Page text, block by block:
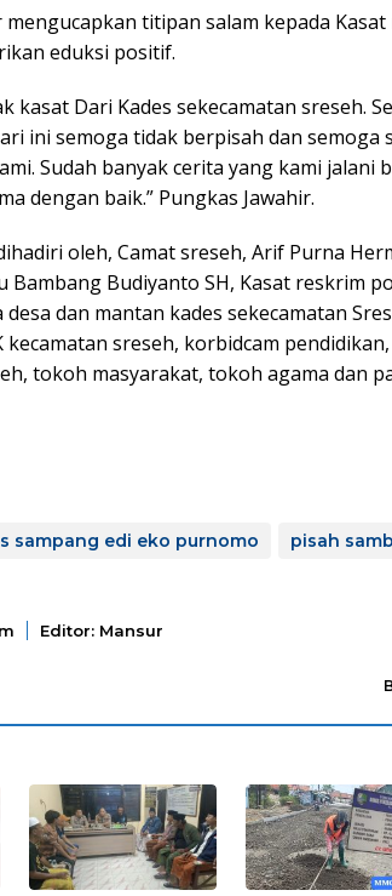
mengucapkan titipan salam kepada
eduksi positif.
kasat Dari Kades sekecamatan sreseh.
ini semoga tidak berpisah dan semoga
Sudah banyak cerita yang kami jalani
dengan baik.” Pungkas Jawahir.
oleh, Camat sreseh, Arif Purna
Bambang Budiyanto SH, Kasat reskrim
desa dan mantan kades sekecamatan
kecamatan sreseh, korbidcam
tokoh masyarakat, tokoh agama dan
sampang edi eko purnomo
pisah
Editor: Mansur